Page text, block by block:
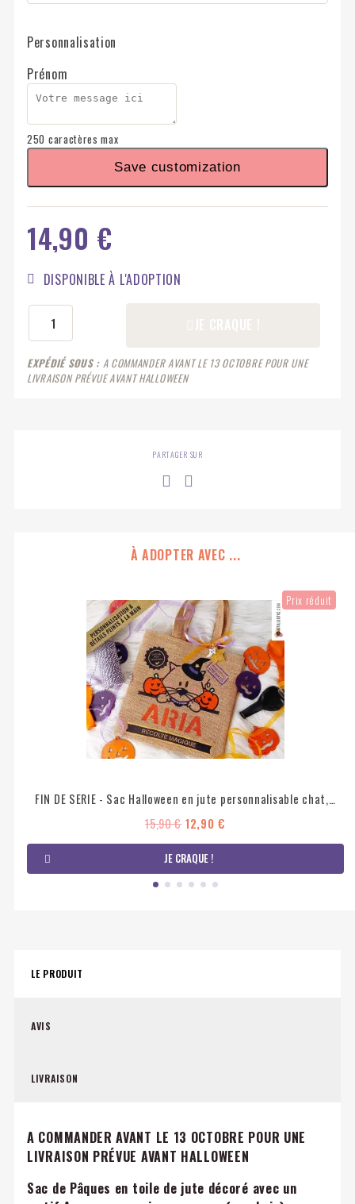
Personnalisation
Prénom
250 caractères max
Save customization
14,90 €
DISPONIBLE À L'ADOPTION
EXPÉDIÉ SOUS
A COMMANDER AVANT LE 13 OCTOBRE POUR UNE
LIVRAISON PRÉVUE AVANT HALLOWEEN
PARTAGER SUR
À ADOPTER AVEC ...
Prix réduit
FIN DE SERIE - Sac Halloween en jute personnalisable chat, chauve-souris ou fantôme
15,90 € 12,90 €
JE CRAQUE !
LE PRODUIT
AVIS
LIVRAISON
A COMMANDER AVANT LE 13 OCTOBRE POUR UNE
LIVRAISON PRÉVUE AVANT HALLOWEEN
Sac de Pâques en toile de jute décoré avec un